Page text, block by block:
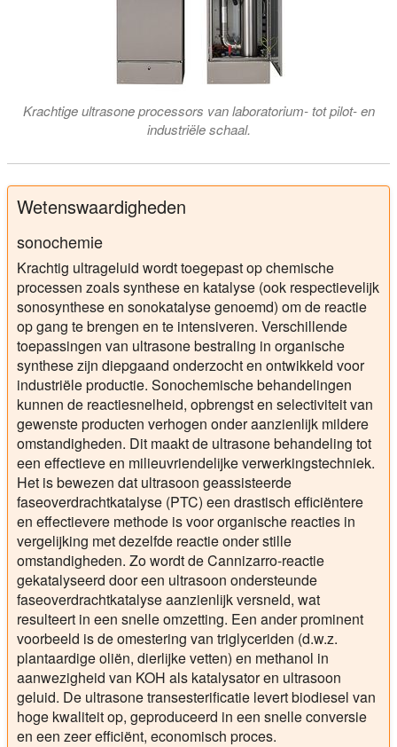
Krachtige ultrasone processors van laboratorium- tot pilot- en
industriële schaal.
Wetenswaardigheden
sonochemie
Krachtig ultrageluid wordt toegepast op chemische
processen zoals synthese en katalyse (ook respectievelijk
sonosynthese en sonokatalyse genoemd) om de reactie
op gang te brengen en te intensiveren. Verschillende
toepassingen van ultrasone bestraling in organische
synthese zijn diepgaand onderzocht en ontwikkeld voor
industriële productie. Sonochemische behandelingen
kunnen de reactiesnelheid, opbrengst en selectiviteit van
gewenste producten verhogen onder aanzienlijk mildere
omstandigheden. Dit maakt de ultrasone behandeling tot
een effectieve en milieuvriendelijke verwerkingstechniek.
Het is bewezen dat ultrasoon geassisteerde
faseoverdrachtkatalyse (PTC) een drastisch efficiëntere
en effectievere methode is voor organische reacties in
vergelijking met dezelfde reactie onder stille
omstandigheden. Zo wordt de Cannizarro-reactie
gekatalyseerd door een ultrasoon ondersteunde
faseoverdrachtkatalyse aanzienlijk versneld, wat
resulteert in een snelle omzetting. Een ander prominent
voorbeeld is de omestering van triglyceriden (d.w.z.
plantaardige oliën, dierlijke vetten) en methanol in
aanwezigheid van KOH als katalysator en ultrasoon
geluid. De ultrasone transesterificatie levert biodiesel van
hoge kwaliteit op, geproduceerd in een snelle conversie
en een zeer efficiënt, economisch proces.